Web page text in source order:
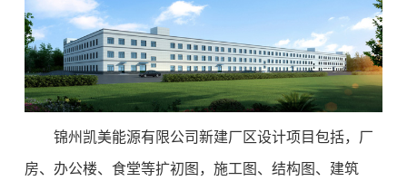
锦州凯美能源有限公司新建厂区设计项目包括，厂
房、办公楼、食堂等扩初图，施工图、结构图、建筑